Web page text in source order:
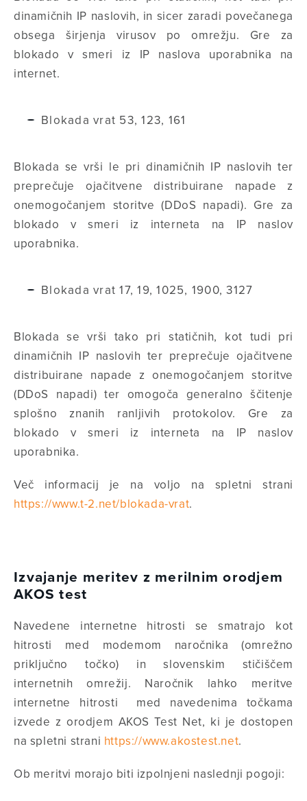
dinamičnih IP naslovih, in sicer zaradi povečanega
obsega širjenja virusov po omrežju. Gre za
blokado v smeri iz IP naslova uporabnika na
internet.
Blokada vrat 53, 123, 161
Blokada se vrši le pri dinamičnih IP naslovih ter
preprečuje ojačitvene distribuirane napade z
onemogočanjem storitve (DDoS napadi). Gre za
blokado v smeri iz interneta na IP naslov
uporabnika.
Blokada vrat 17, 19, 1025, 1900, 3127
Blokada se vrši tako pri statičnih, kot tudi pri
dinamičnih IP naslovih ter preprečuje ojačitvene
distribuirane napade z onemogočanjem storitve
(DDoS napadi) ter omogoča generalno ščitenje
splošno znanih ranljivih protokolov. Gre za
blokado v smeri iz interneta na IP naslov
uporabnika.
Več informacij je na voljo na spletni strani
https://www.t-2.net/blokada-vrat.
Izvajanje meritev z merilnim orodjem
AKOS test
Navedene internetne hitrosti se smatrajo kot
hitrosti med modemom naročnika (omrežno
priključno točko) in slovenskim stičiščem
internetnih omrežij. Naročnik lahko meritve
internetne hitrosti med navedenima točkama
izvede z orodjem AKOS Test Net, ki je dostopen
na spletni strani https://www.akostest.net.
Ob meritvi morajo biti izpolnjeni naslednji pogoji: